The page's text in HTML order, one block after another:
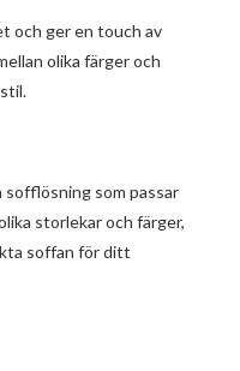
och ger en touch av
olika färger och
sofflösning som passar
storlekar och färger,
soffan för ditt